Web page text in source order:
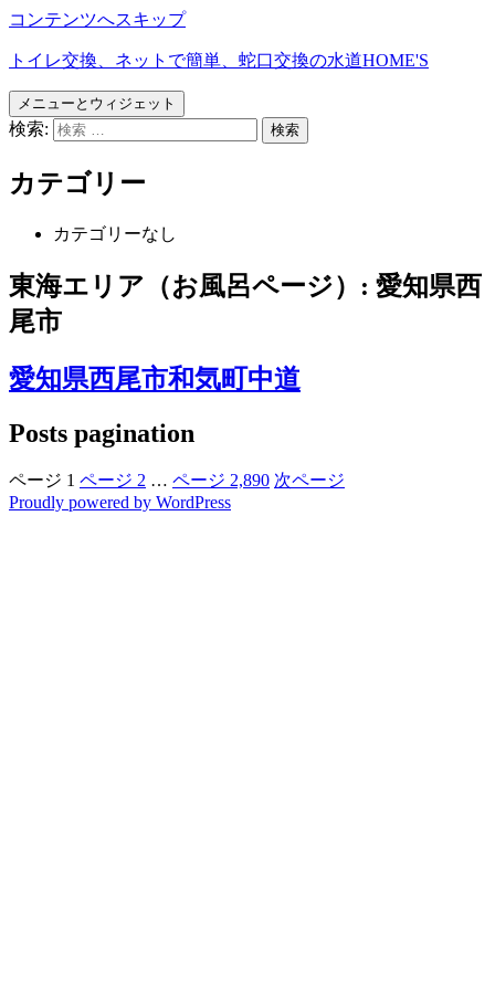
コンテンツへスキップ
トイレ交換、ネットで簡単、蛇口交換の水道HOME'S
メニューとウィジェット
検索:
カテゴリー
カテゴリーなし
東海エリア（お風呂ページ）: 愛知県西
尾市
愛知県西尾市和気町中道
Posts pagination
ページ 1 ページ 2 … ページ 2,890 次ページ
Proudly powered by WordPress